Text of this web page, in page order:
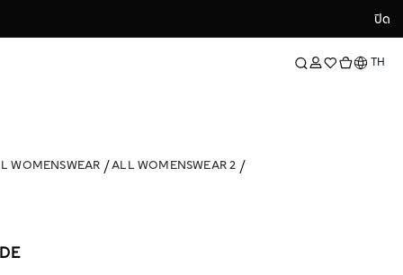
ปิด
ปิด
ภาษาTH
WOMENSWEAR
ALL WOMENSWEAR 2